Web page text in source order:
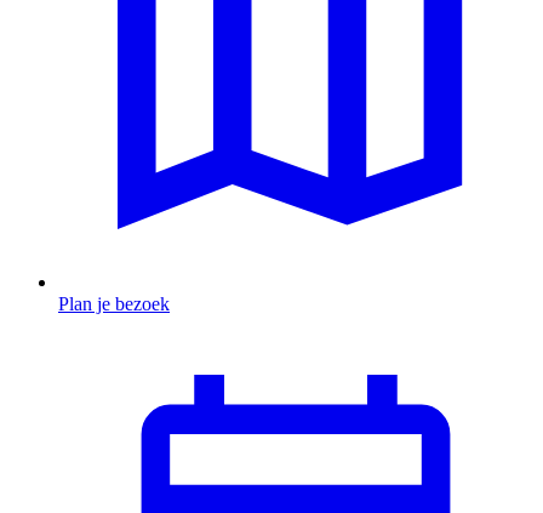
Plan je bezoek